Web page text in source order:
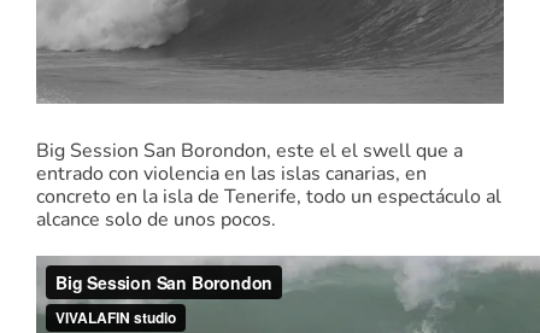
Big Session San Borondon, este el el swell que a
entrado con violencia en las islas canarias, en
concreto en la isla de Tenerife, todo un espectáculo al
alcance solo de unos pocos.